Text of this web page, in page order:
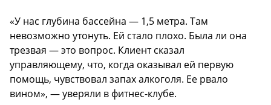
«У нас глубина бассейна — 1,5 метра. Там
невозможно утонуть. Ей стало плохо. Была ли она
трезвая — это вопрос. Клиент сказал
управляющему, что, когда оказывал ей первую
помощь, чувствовал запах алкоголя. Ее рвало
вином», — уверяли в фитнес-клубе.